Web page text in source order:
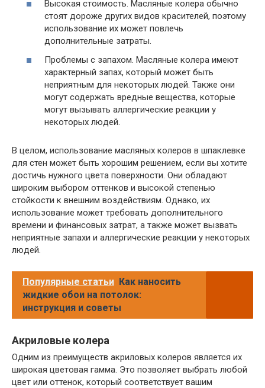
Высокая стоимость. Масляные колера обычно
стоят дороже других видов красителей, поэтому
использование их может повлечь
дополнительные затраты.
Проблемы с запахом. Масляные колера имеют
характерный запах, который может быть
неприятным для некоторых людей. Также они
могут содержать вредные вещества, которые
могут вызывать аллергические реакции у
некоторых людей.
В целом, использование масляных колеров в шпаклевке
для стен может быть хорошим решением, если вы хотите
достичь нужного цвета поверхности. Они обладают
широким выбором оттенков и высокой степенью
стойкости к внешним воздействиям. Однако, их
использование может требовать дополнительного
времени и финансовых затрат, а также может вызвать
неприятные запахи и аллергические реакции у некоторых
людей.
Популярные статьи Как наносить
жидкие обои на потолок:
инструкция и советы
Акриловые колера
Одним из преимуществ акриловых колеров является их
широкая цветовая гамма. Это позволяет выбрать любой
цвет или оттенок, который соответствует вашим